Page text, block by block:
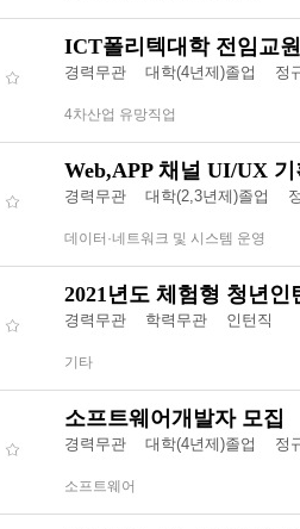
ICT폴리텍대학 전임교
경력무관 대학(4년제)졸업 정
4차산업 유망직업
Web,APP 채널 UI/UX 기
경력무관 대학(2,3년제)졸업
데이터·네트워크 및 시스템 운영
2021년도 체험형 청년인
경력무관 학력무관 인턴직
기타
소프트웨어개발자 모집
경력무관 대학(4년제)졸업 정
소프트웨어